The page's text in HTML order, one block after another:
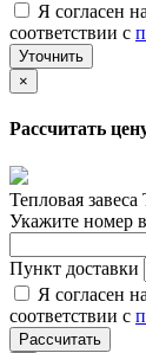
Я согласен
соответствии с
Уточнить
×
Рассчитать
Тепловая
Укажите номер
Пункт доставки
Я согласен
соответствии с
Рассчитать